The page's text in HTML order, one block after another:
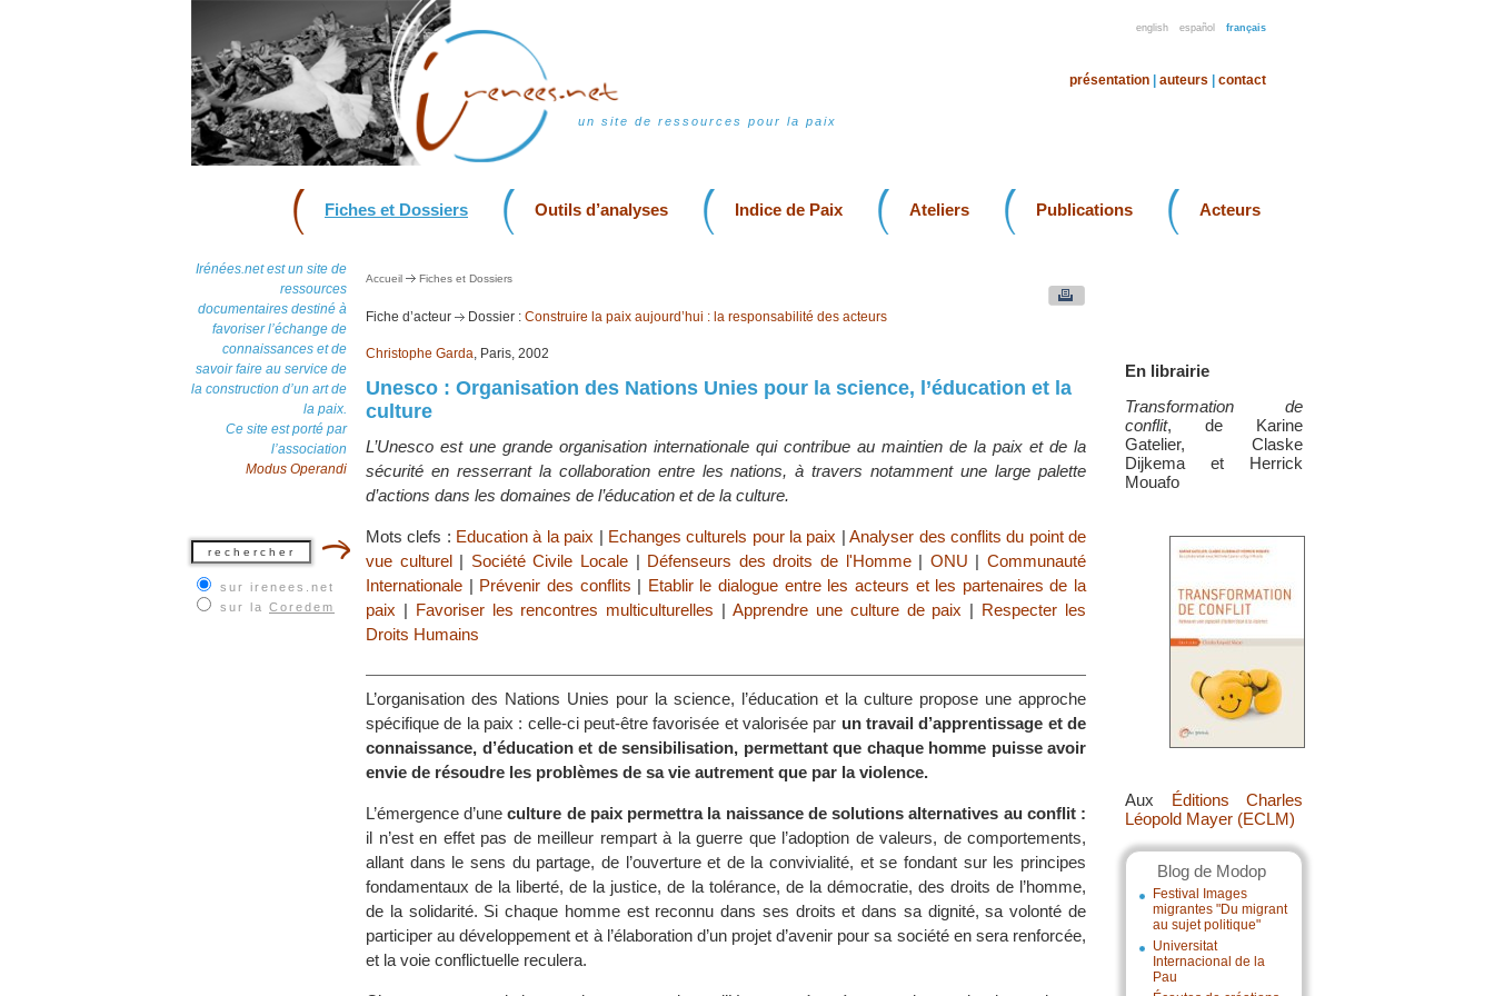
english español français
un site de ressources pour la paix
présentation auteurs contact
Fiches et Dossiers Outils d’analyses Indice de Paix Ateliers Publications Acteurs
Irénées.net est un site de
ressources
documentaires destiné à
favoriser l’échange de
connaissances et de
savoir faire au service de
la construction d’un art de
la paix.
Ce site est porté par
l’association
Modus Operandi
sur irenees.net
sur la Coredem
En librairie
Transformation de
conflit, de Karine
Gatelier, Claske
Dijkema et Herrick
Mouafo
Aux Éditions Charles
Léopold Mayer (ECLM)
Blog de Modop
Festival Images
migrantes "Du migrant
au sujet politique"
Universitat
Internacional de la
Pau
Accueil Fiches et Dossiers
Fiche d’acteur Dossier : Construire la paix aujourd’hui : la responsabilité des acteurs
Christophe Garda, Paris, 2002
Unesco : Organisation des Nations Unies pour la science, l’éducation et la
culture
L’Unesco est une grande organisation internationale qui contribue au maintien de la paix et de la
sécurité en resserrant la collaboration entre les nations, à travers notamment une large palette
d’actions dans les domaines de l’éducation et de la culture.
Mots clefs : Education à la paix | Echanges culturels pour la paix |Analyser des conflits du point de
vue culturel| Société Civile Locale | Défenseurs des droits de l'Homme| ONU |Communauté
Internationale | Prévenir des conflits | Etablir le dialogue entre les acteurs et les partenaires de la
paix | Favoriser les rencontres multiculturelles |Apprendre une culture de paix | Respecter les
Droits Humains
L’organisation des Nations Unies pour la science, l’éducation et la culture propose une approche
spécifique de la paix : celle-ci peut-être favorisée et valorisée par un travail d’apprentissage et de
connaissance, d’éducation et de sensibilisation, permettant que chaque homme puisse avoir
envie de résoudre les problèmes de sa vie autrement que par la violence.
L’émergence d’uneculture de paix permettra la naissance de solutions alternatives au conflit :
il n’est en effet pas de meilleur rempart à la guerre que l’adoption de valeurs, de comportements,
allant dans le sens du partage, de l’ouverture et de la convivialité, et se fondant sur les principes
fondamentaux de la liberté, de la justice, de la tolérance, de la démocratie, des droits de l’homme,
de la solidarité. Si chaque homme est reconnu dans ses droits et dans sa dignité, sa volonté de
participer au développement et à l’élaboration d’un projet d’avenir pour sa société en sera renforcée,
et la voie conflictuelle reculera.